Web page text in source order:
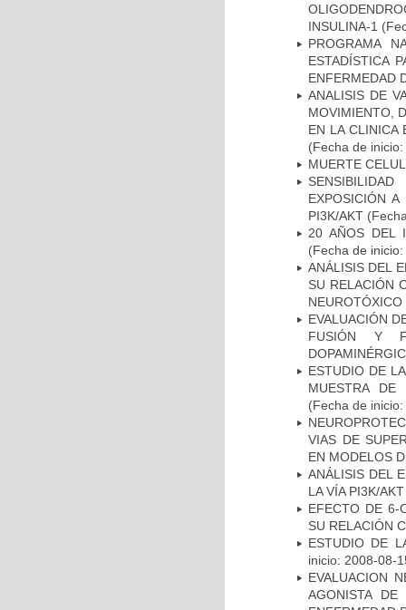
INSULINA-1
PROGRAMA
ESTADÍSTICA
ENFERMEDAD
ANALISIS DE
MOVIMIENTO,
EN LA CLINICA
(Fecha de
MUERTE
EXPOSICIÓN
PI3K/AKT
20 AÑOS DEL
(Fecha de
ANÁLISIS DEL
SU RELACIÓN
NEUROTÓXICO
EVALUACIÓN
FUSIÓN Y
ESTUDIO DE
MUESTRA DE
(Fecha de
VIAS DE
EN MODELOS
ANÁLISIS DEL
LA VÍA PI3K/
EFECTO DE 6-
SU RELACIÓN
ESTUDIO DE
inicio: 2008-08-
EVALUACION
AGONISTA